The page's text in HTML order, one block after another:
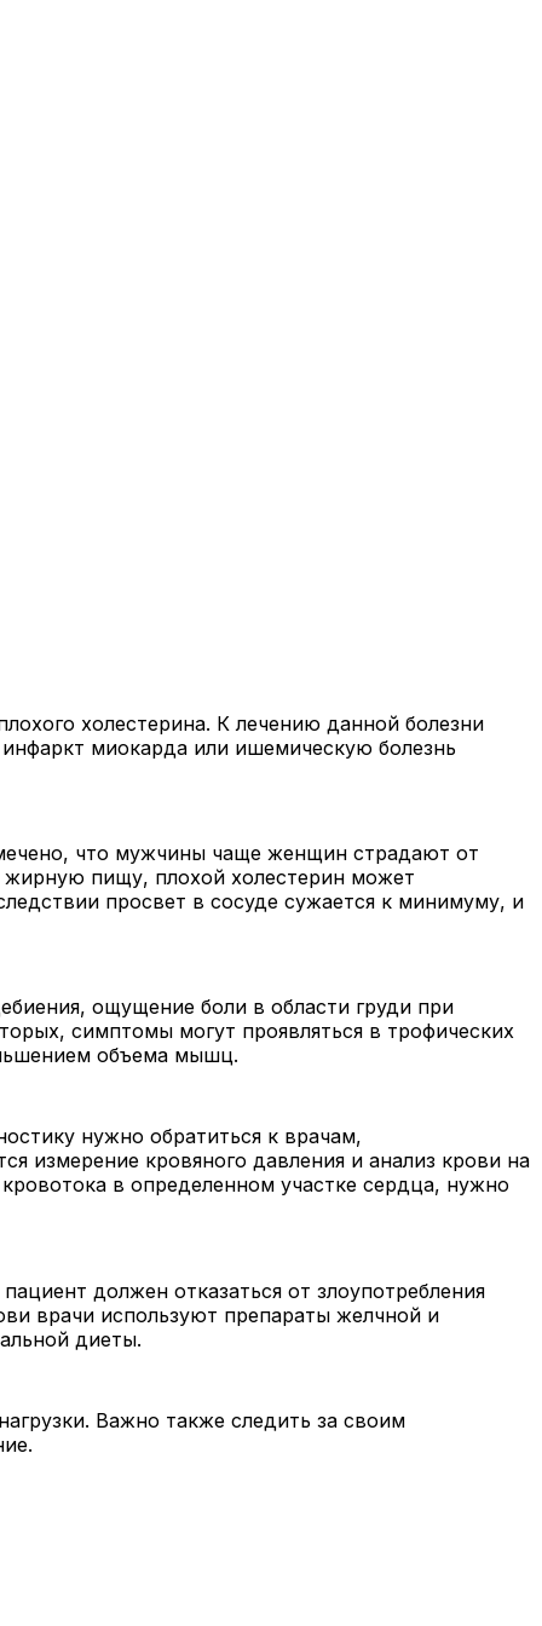
холестерина. К лечению данной болезни
миокарда или ишемическую болезнь
что мужчины чаще женщин страдают от
жирную пищу, плохой холестерин может
просвет в сосуде сужается к минимуму, и
ощущение боли в области груди при
симптомы могут проявляться в трофических
объема мышц.
нужно обратиться к врачам,
измерение кровяного давления и анализ крови на
в определенном участке сердца, нужно
должен отказаться от злоупотребления
врачи используют препараты желчной и
диеты.
Важно также следить за своим